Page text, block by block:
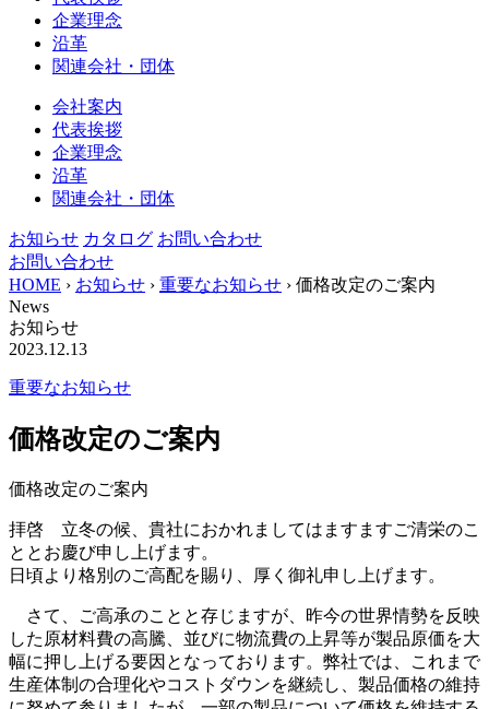
企業理念
沿革
関連会社・団体
会社案内
代表挨拶
企業理念
沿革
関連会社・団体
お知らせ カタログ お問い合わせ
お問い合わせ
HOME › お知らせ › 重要なお知らせ › 価格改定のご案内
News
お知らせ
2023.12.13
重要なお知らせ
価格改定のご案内
価格改定のご案内
拝啓 立冬の候、貴社におかれましてはますますご清栄のこ
ととお慶び申し上げます。
日頃より格別のご高配を賜り、厚く御礼申し上げます。
さて、ご高承のことと存じますが、昨今の世界情勢を反映
した原材料費の高騰、並びに物流費の上昇等が製品原価を大
幅に押し上げる要因となっております。弊社では、これまで
生産体制の合理化やコストダウンを継続し、製品価格の維持